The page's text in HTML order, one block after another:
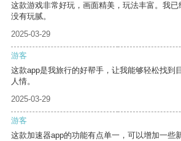
这款游戏非常好玩，画面精美，玩法丰富。我
没有玩腻。
2025-03-29
游客
这款app是我旅行的好帮手，让我能够轻松找到
人情。
2025-03-29
游客
这款加速器app的功能有点单一，可以增加一些